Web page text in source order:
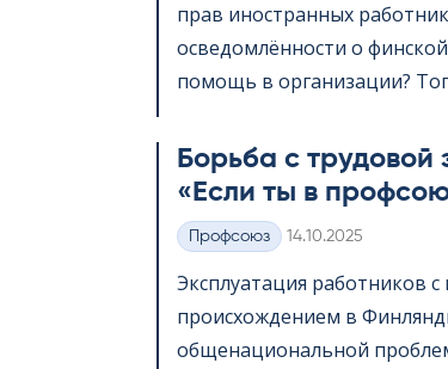
прав иностранных
осведомлённости о
помощь в организации?
Борьба с трудовой
«Если ты в
Категории
Профсоюз Kirjoitettu
14.10.2025
Эксплуатация работников
происхождением в
общенациональной